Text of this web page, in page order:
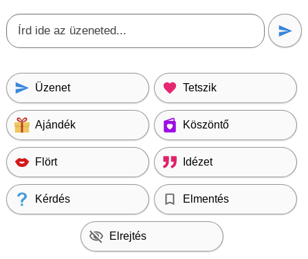
Üzenet Tetszik
Ajándék Köszöntő
Flört Idézet
Kérdés Elmentés
Elrejtés